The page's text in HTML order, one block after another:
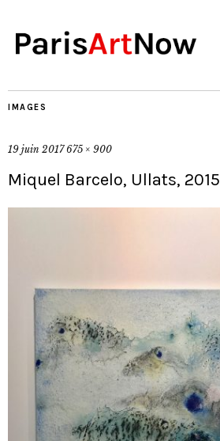
IMAGES
19 juin 2017 675 × 900
Miquel Barcelo, Ullats, 2015